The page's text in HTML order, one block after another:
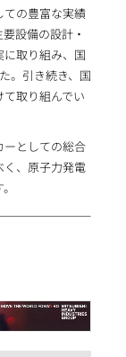
の豊富な実績
設備の設計・
取り組み、国
。引き続き、国
取り組んでい
としての総合
、原子力発電